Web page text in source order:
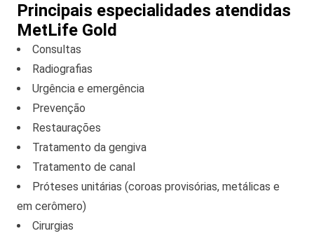
Principais especialidades atendidas
MetLife Gold
Consultas
Radiografias
Urgência e emergência
Prevenção
Restaurações
Tratamento da gengiva
Tratamento de canal
Próteses unitárias (coroas provisórias, metálicas e
em cerômero)
Cirurgias